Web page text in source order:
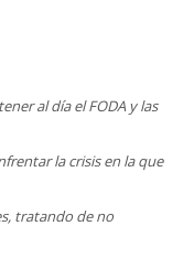
al día el FODA y las
la crisis en la que
tratando de no